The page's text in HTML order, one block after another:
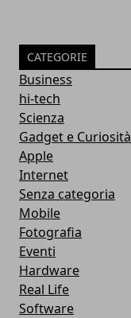
CATEGORIE
Business
hi-tech
Scienza
Gadget e Curiosità
Apple
Internet
Senza categoria
Mobile
Fotografia
Eventi
Hardware
Real Life
Software